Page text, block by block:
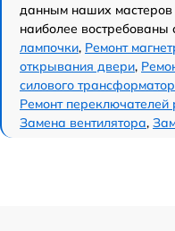
данным наших мастеров
наиболее востребованы
лампочки, Ремонт
открывания двери,
силового
Ремонт
Замена вентилятора,